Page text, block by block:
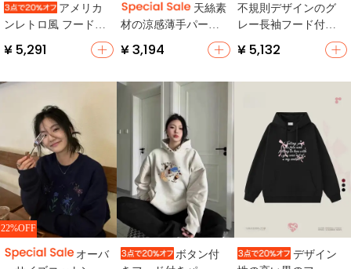
アメリカ
ンレトロ風 フード付
きプリントパーカー
【ユニセックス・ゆ
ジュアル】
¥ 5,291
天絲素
材の涼感薄手パーカ
ー【無地・ゆったり
サイズ・フード付
ン・UVカット対応】
¥ 3,194
不規則デザインのグ
レー長袖フード付き
パーカー【秋春用・
フィット・厚手】
¥ 5,132
22%OFF
オーバ
ボタン付
デザイン